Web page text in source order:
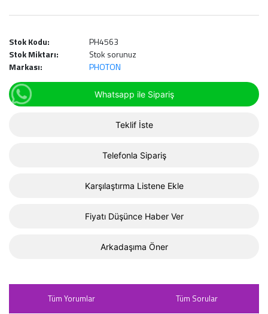
Stok Kodu:
PH4563
Stok Miktarı:
Stok sorunuz
Markası:
PHOTON
Whatsapp ile Sipariş
Teklif İste
Telefonla Sipariş
Karşılaştırma Listene Ekle
Fiyatı Düşünce Haber Ver
Arkadaşıma Öner
Tüm Yorumlar Tüm Sorular